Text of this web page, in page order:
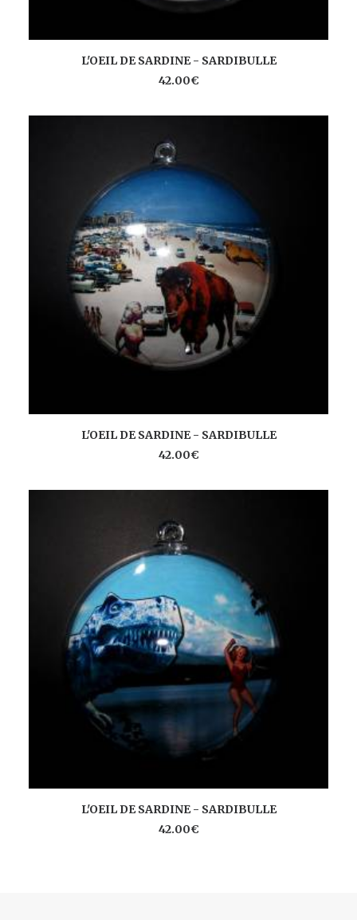
AJOUTER AU PANIER
L'OEIL DE SARDINE - SARDIBULLE
42.00€
AJOUTER AU PANIER
L'OEIL DE SARDINE - SARDIBULLE
42.00€
AJOUTER AU PANIER
L'OEIL DE SARDINE - SARDIBULLE
42.00€